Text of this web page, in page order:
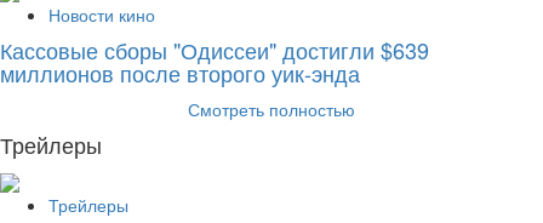
Новости кино
Кассовые сборы "Одиссеи" достигли $639
миллионов после второго уик-энда
Смотреть полностью
Трейлеры
Трейлеры